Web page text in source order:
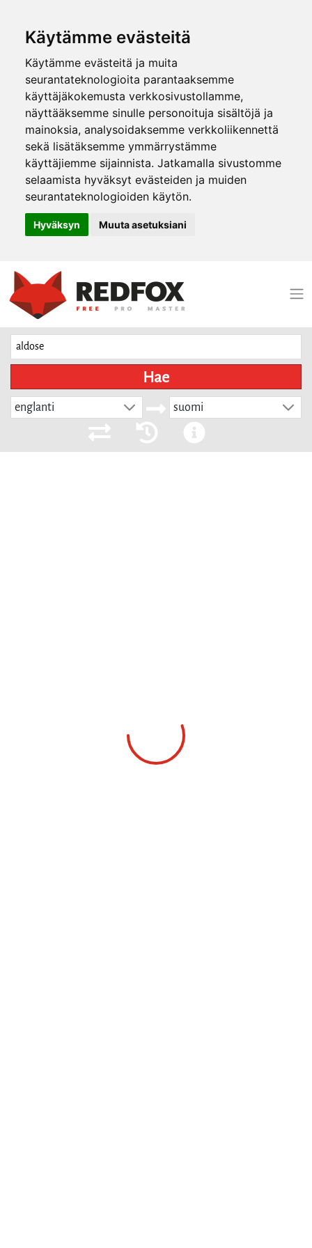
Käytämme evästeitä
Käytämme evästeitä ja muita
seurantateknologioita parantaaksemme
käyttäjäkokemusta verkkosivustollamme,
näyttääksemme sinulle personoituja sisältöjä ja
mainoksia, analysoidaksemme verkkoliikennettä
sekä lisätäksemme ymmärrystämme
käyttäjiemme sijainnista. Jatkamalla sivustomme
selaamista hyväksyt evästeiden ja muiden
seurantateknologioiden käytön.
Hyväksyn Muuta asetuksiani
Hae
englanti suomi